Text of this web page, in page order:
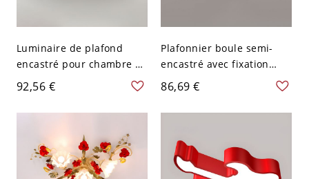
Luminaire de plafond
encastré pour chambre à
coucher avec tambour en
métal de 16" de diamètre,
LED, motif de souris de
lumière blanche
92,56 €
Plafonnier boule semi-
encastré avec fixation
métallique de style
moderne, vermillon, 110V-
120V
86,69 €